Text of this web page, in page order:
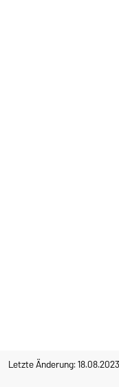
Letzte Änderung: 18.08.2023